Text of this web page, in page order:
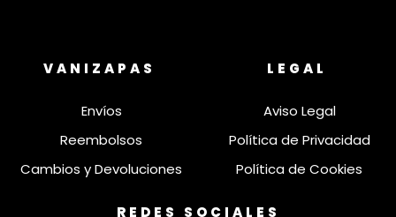
VANIZAPAS
Envíos
Reembolsos
Cambios y Devoluciones
LEGAL
Aviso Legal
Política de Privacidad
Política de Cookies
REDES SOCIALES